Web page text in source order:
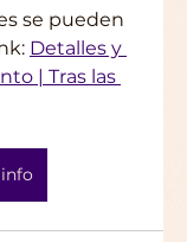
Detalles y
| Tras las